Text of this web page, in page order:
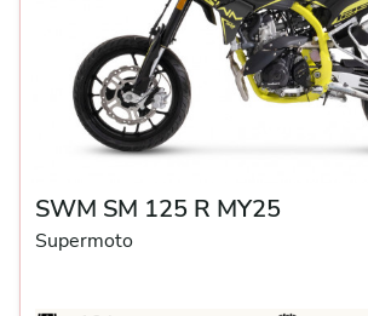
SWM SM 125 R MY25
Supermoto